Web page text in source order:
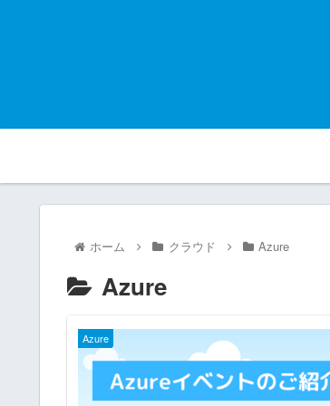
ホーム クラウド Azure
Azure
Azure